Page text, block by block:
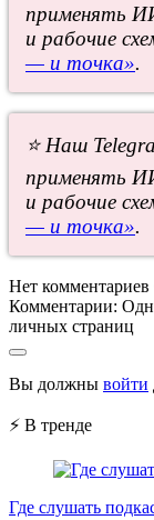
применять
и рабочие
— и точка».
⭐ Наш
применять
и рабочие
— и точка».
Нет комментариев
Комментарии:
личных страниц
Вы должны войти
⚡ В тренде
Где слушать